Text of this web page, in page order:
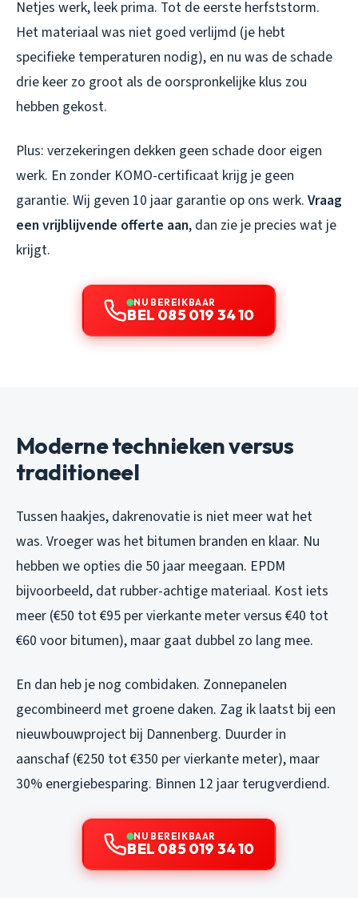
Netjes werk, leek prima. Tot de eerste herfststorm.
Het materiaal was niet goed verlijmd (je hebt
specifieke temperaturen nodig), en nu was de schade
drie keer zo groot als de oorspronkelijke klus zou
hebben gekost.
Plus: verzekeringen dekken geen schade door eigen
werk. En zonder KOMO-certificaat krijg je geen
garantie. Wij geven 10 jaar garantie op ons werk. Vraag
een vrijblijvende offerte aan, dan zie je precies wat je
krijgt.
NU BEREIKBAAR
BEL 085 019 34 10
Moderne technieken versus
traditioneel
Tussen haakjes, dakrenovatie is niet meer wat het
was. Vroeger was het bitumen branden en klaar. Nu
hebben we opties die 50 jaar meegaan. EPDM
bijvoorbeeld, dat rubber-achtige materiaal. Kost iets
meer (€50 tot €95 per vierkante meter versus €40 tot
€60 voor bitumen), maar gaat dubbel zo lang mee.
En dan heb je nog combidaken. Zonnepanelen
gecombineerd met groene daken. Zag ik laatst bij een
nieuwbouwproject bij Dannenberg. Duurder in
aanschaf (€250 tot €350 per vierkante meter), maar
30% energiebesparing. Binnen 12 jaar terugverdiend.
NU BEREIKBAAR
BEL 085 019 34 10